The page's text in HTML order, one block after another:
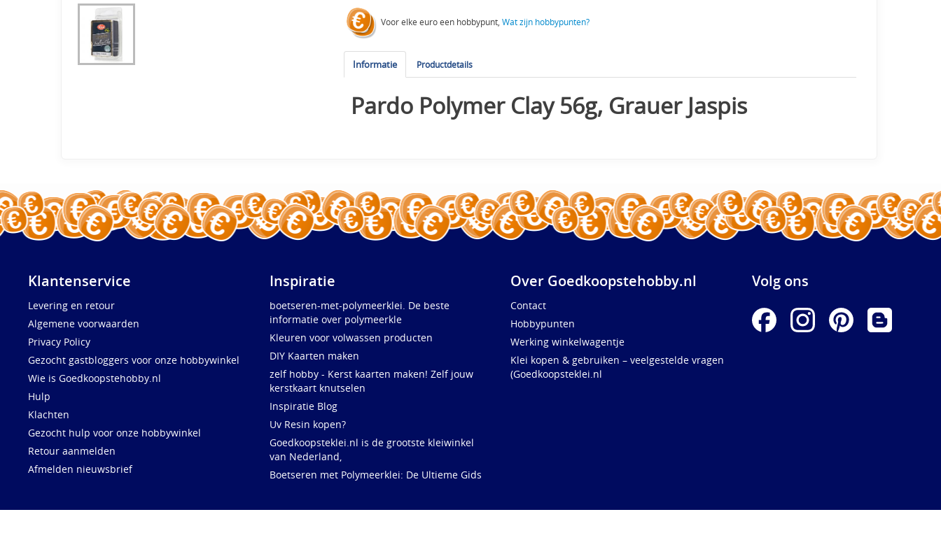
Voor elke euro een hobbypunt,Wat zijn hobbypunten?
Informatie Productdetails
Pardo Polymer Clay 56g, Grauer Jaspis
Klantenservice
Levering en retour
Algemene voorwaarden
Privacy Policy
Gezocht gastbloggers voor onze hobbywinkel
Wie is Goedkoopstehobby.nl
Hulp
Klachten
Gezocht hulp voor onze hobbywinkel
Retour aanmelden
Afmelden nieuwsbrief
Inspiratie
boetseren-met-polymeerklei. De beste
informatie over polymeerkle
Kleuren voor volwassen producten
DIY Kaarten maken
zelf hobby - Kerst kaarten maken! Zelf jouw
kerstkaart knutselen
Inspiratie Blog
Uv Resin kopen?
Goedkoopsteklei.nl is de grootste kleiwinkel
van Nederland,
Boetseren met Polymeerklei: De Ultieme Gids
Over Goedkoopstehobby.nl
Contact
Hobbypunten
Werking winkelwagentje
Klei kopen & gebruiken – veelgestelde vragen
(Goedkoopsteklei.nl
Volg ons